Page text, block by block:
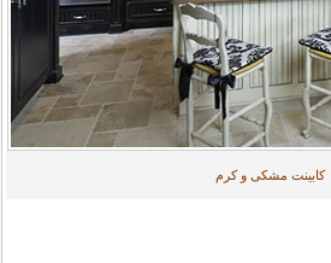
کابینت مشکی و کرم